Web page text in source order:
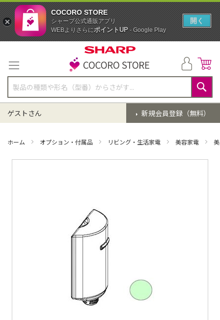
テ
ン
ツ
に
ス
キ
ッ
検
索
新規会員登録（無料）
ゲストさん
ホーム オプション・付属品 リビング・生活家電 美容家電
COCORO STORE
シャープ公式通販アプリ
WEBよりさらにポイントUP- Google Play
開く